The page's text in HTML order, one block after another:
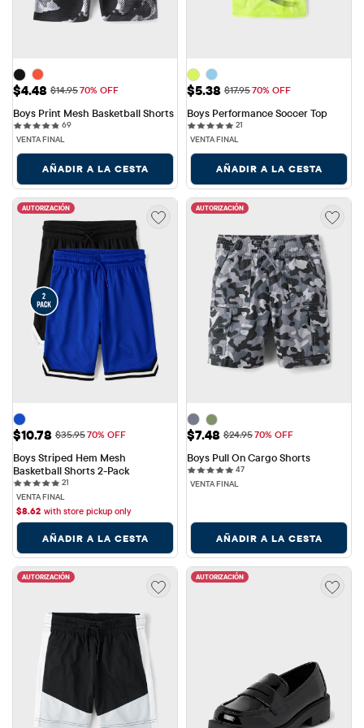
Precio de venta: $4.48
$4.48
Boys Print Mesh Basketball Shorts
6969 reviews
VENTA FINAL
AÑADIR A LA CESTA
Precio de venta: $5.38
$5.38
Boys Performance Soccer Top
21 reviews
VENTA FINAL
AÑADIR A LA CESTA
AUTORIZACIÓN
Precio de venta: $10.78
$10.78
Boys Striped Hem Mesh
Basketball Shorts 2-Pack
2121 reviews
VENTA FINAL
$8.62 with store pickup only
AÑADIR A LA CESTA
AUTORIZACIÓN
Precio de venta: $7.48
$7.48
Boys Pull On Cargo Shorts
47
47 reviews
VENTA FINAL
AÑADIR A LA CESTA
AUTORIZACIÓN AUTORIZACIÓN